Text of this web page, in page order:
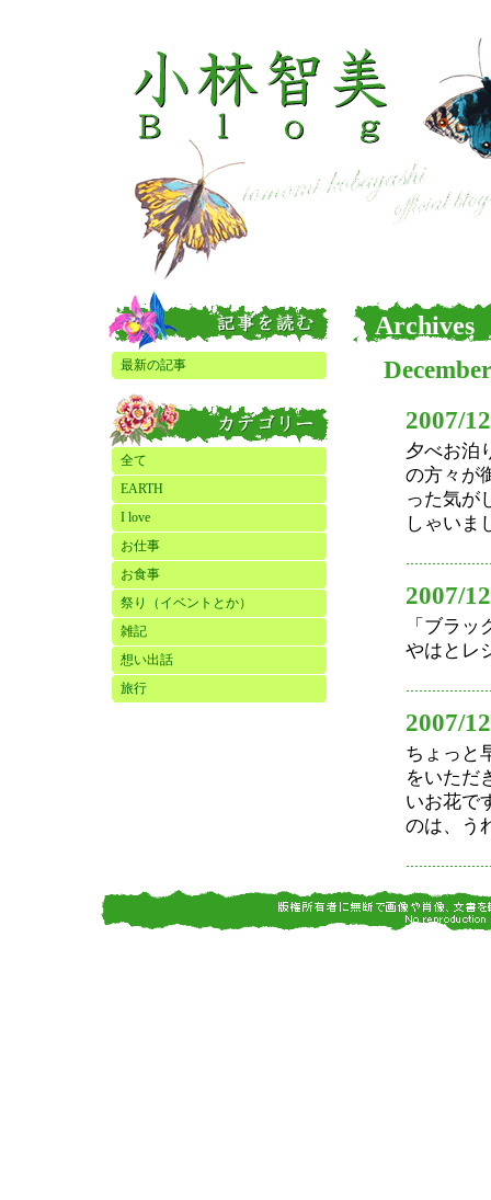
最新の記事
全て
EARTH
I love
お仕事
お食事
祭り（イベントとか）
雑記
想い出話
旅行
Archives
2007/
夕べお泊
の方々が
った気が
しゃいま
2007/
「ブラ
やはとレ
2007/
ちょっと
をいただ
いお花で
のは、う